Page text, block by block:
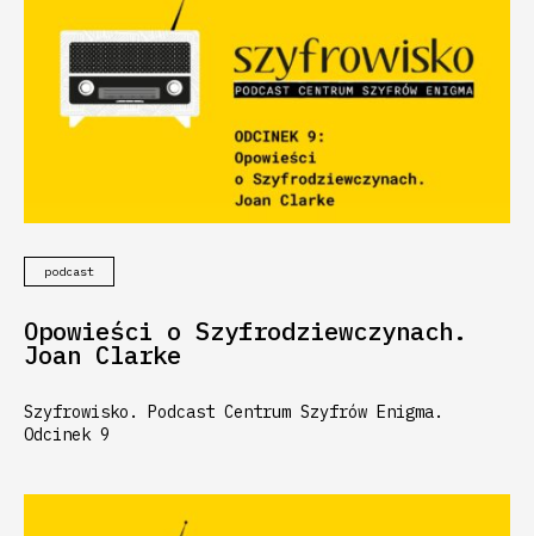
podcast
Opowieści o Szyfrodziewczynach.
Joan Clarke
Szyfrowisko. Podcast Centrum Szyfrów Enigma.
Odcinek 9